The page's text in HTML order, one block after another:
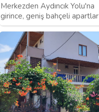
Merkezden Aydıncık Yolu'na
girince, geniş bahçeli apartlar